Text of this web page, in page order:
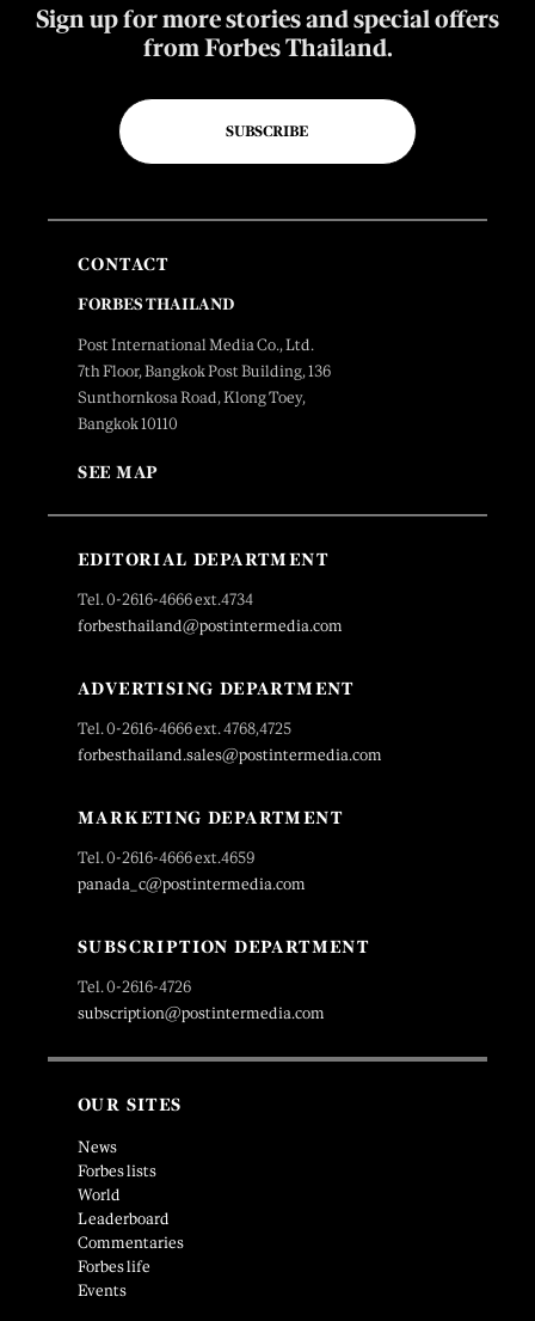
Sign up for more stories and special offers
from Forbes Thailand.
SUBSCRIBE
CONTACT
FORBES THAILAND
Post International Media Co., Ltd.
7th Floor, Bangkok Post Building, 136
Sunthornkosa Road, Klong Toey,
Bangkok 10110
SEE MAP
EDITORIAL DEPARTMENT
Tel. 0-2616-4666 ext.4734
forbesthailand@postintermedia.com
ADVERTISING DEPARTMENT
Tel. 0-2616-4666 ext. 4768,4725
forbesthailand.sales@postintermedia.com
MARKETING DEPARTMENT
Tel. 0-2616-4666 ext.4659
panada_c@postintermedia.com
SUBSCRIPTION DEPARTMENT
Tel. 0-2616-4726
subscription@postintermedia.com
OUR SITES
News
Forbes lists
World
Leaderboard
Commentaries
Forbes life
Events